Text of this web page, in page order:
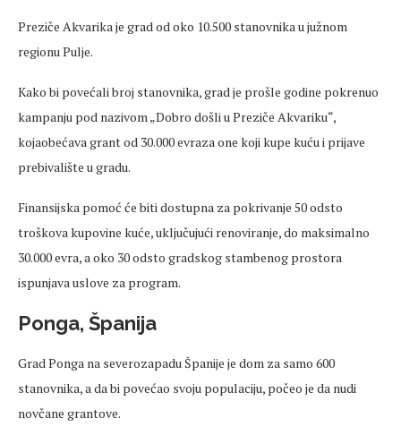
Preziče Akvarika je grad od oko 10.500 stanovnika u južnom
regionu Pulje.
Kako bi povećali broj stanovnika, grad je prošle godine pokrenuo
kampanju pod nazivom „Dobro došli u Preziče Akvariku“,
kojaobećava grant od 30.000 evraza one koji kupe kuću i prijave
prebivalište u gradu.
Finansijska pomoć će biti dostupna za pokrivanje 50 odsto
troškova kupovine kuće, uključujući renoviranje, do maksimalno
30.000 evra, a oko 30 odsto gradskog stambenog prostora
ispunjava uslove za program.
Ponga, Španija
Grad Ponga na severozapadu Španije je dom za samo 600
stanovnika, a da bi povećao svoju populaciju, počeo je da nudi
novčane grantove.